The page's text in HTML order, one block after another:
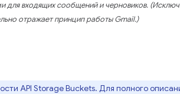
входящих сообщений и черновиков.
отражает принцип работы Gmail.)
API Storage Buckets. Для полного